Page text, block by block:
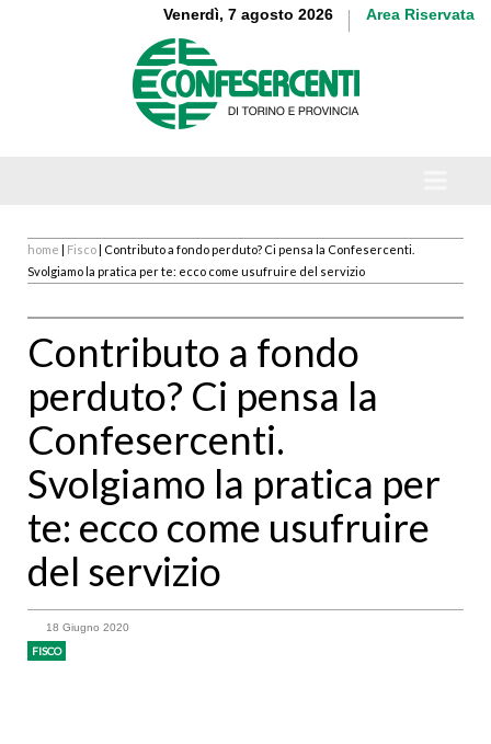
Venerdì, 7 agosto 2026 Area Riservata
home | Fisco| Contributo a fondo perduto? Ci pensa la Confesercenti.
Svolgiamo la pratica per te: ecco come usufruire del servizio
Contributo a fondo
perduto? Ci pensa la
Confesercenti.
Svolgiamo la pratica per
te: ecco come usufruire
del servizio
18 Giugno 2020
FISCO